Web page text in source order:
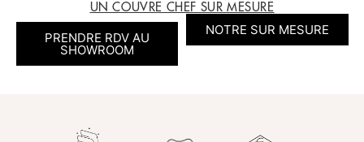
UN COUVRE CHEF SUR MESURE
PRENDRE RDV AU
SHOWROOM
NOTRE SUR MESURE